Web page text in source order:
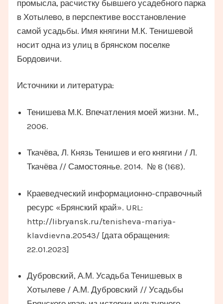
промысла, расчистку бывшего усадебного парка
в Хотылево, в перспективе восстановление
самой усадьбы. Имя княгини М.К. Тенишевой
носит одна из улиц в брянском поселке
Бордовичи.
Источники и литература:
Тенишева М.К. Впечатления моей жизни. М.,
2006.
Ткачёва, Л. Князь Тенишев и его княгини / Л.
Ткачёва // Самостоянье. 2014. № 8 (168).
Краеведческий информационно-справочный
ресурс «Брянский край». URL:
http://libryansk.ru/tenisheva-mariya-
klavdievna.20543/ [дата обращения:
22.01.2023]
Дубровский, А.М. Усадьба Тенишевых в
Хотылеве / А.М. Дубровский // Усадьбы